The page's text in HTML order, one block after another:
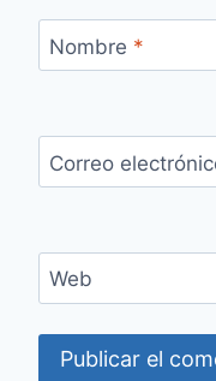
Nombre *
Correo
Web